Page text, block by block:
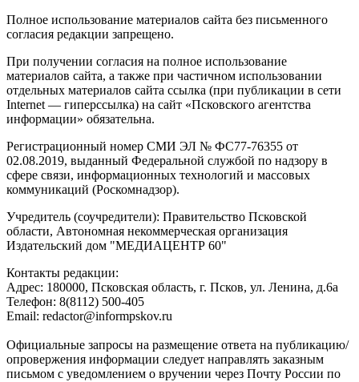
Полное использование материалов сайта без письменного
согласия редакции запрещено.
При получении согласия на полное использование
материалов сайта, а также при частичном использовании
отдельных материалов сайта ссылка (при публикации в сети
Internet — гиперссылка) на сайт «Псковского агентства
информации» обязательна.
Регистрационный номер СМИ ЭЛ № ФС77-76355 от
02.08.2019, выданный Федеральной службой по надзору в
сфере связи, информационных технологий и массовых
коммуникаций (Роскомнадзор).
Учредитель (соучредители): Правительство Псковской
области, Автономная некоммерческая организация
Издательский дом "МЕДИАЦЕНТР 60"
Контакты редакции:
Адреc: 180000, Псковская область, г. Псков, ул. Ленина, д.6а
Телефон: 8(8112) 500-405
Email: redactor@informpskov.ru
Официальные запросы на размещение ответа на публикацию/
опровержения информации следует направлять заказным
письмом с уведомлением о вручении через Почту России по